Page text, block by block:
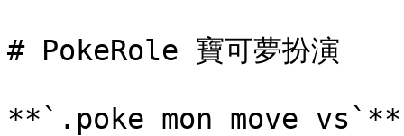
# PokeRole 寶可夢扮演
**`.poke mon move vs`**